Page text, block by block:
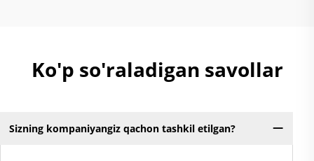
Ko'p so'raladigan savollar
Sizning kompaniyangiz qachon tashkil etilgan?